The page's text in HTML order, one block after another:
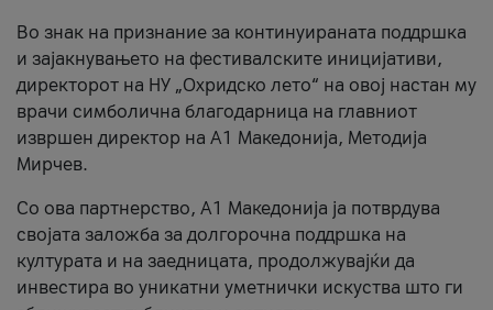
Во знак на признание за континуираната поддршка
и зајакнувањето на фестивалските иницијативи,
директорот на НУ „Охридско лето“ на овој настан му
врачи симболична благодарница на главниот
извршен директор на A1 Македонија, Методија
Мирчев.
Со ова партнерство, A1 Македонија ја потврдува
својата заложба за долгорочна поддршка на
културата и на заедницата, продолжувајќи да
инвестира во уникатни уметнички искуства што ги